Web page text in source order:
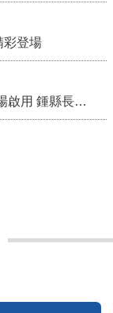
彩登場
山佳國小分校預定地8人制人工草皮足球場啟用 鍾縣長期勉帶動苗栗足球運動有更亮眼成績